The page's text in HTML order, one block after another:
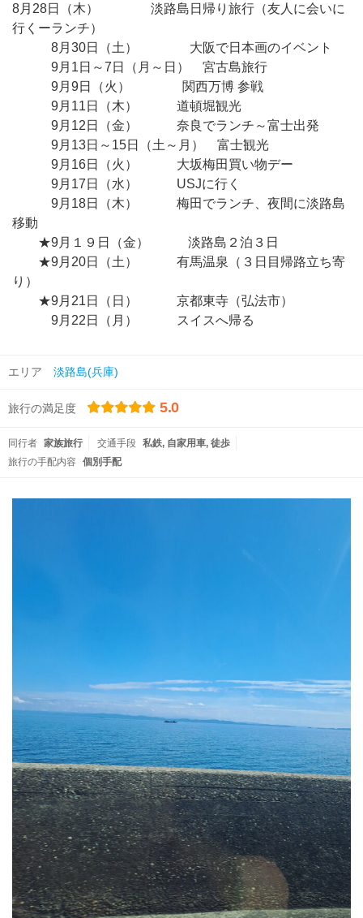
8月28日（木） 淡路島日帰り旅行（友人に会いに
行くーランチ）
8月30日（土） 大阪で日本画のイベント
9月1日～7日（月～日） 宮古島旅行
9月9日（火） 関西万博 参戦
9月11日（木） 道頓堀観光
9月12日（金） 奈良でランチ～富士出発
9月13日～15日（土～月） 富士観光
9月16日（火） 大坂梅田買い物デー
9月17日（水） USJに行く
9月18日（木） 梅田でランチ、夜間に淡路島
移動
★9月１９日（金） 淡路島２泊３日
★9月20日（土） 有馬温泉（３日目帰路立ち寄
り）
★9月21日（日） 京都東寺（弘法市）
9月22日（月） スイスへ帰る
エリア 淡路島(兵庫)
旅行の満足度 5.0
同行者 家族旅行 交通手段 私鉄 自家用車 徒歩
旅行の手配内容
個別手配